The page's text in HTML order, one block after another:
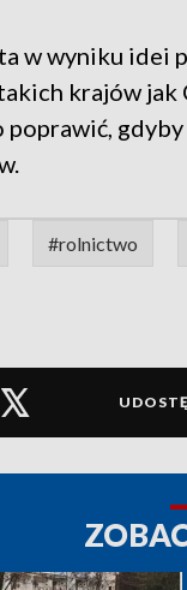
w wyniku idei
krajów jak
#rolnictwo